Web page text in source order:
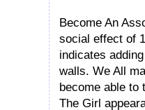
Become An
social effect of
indicates
walls. We All
become able to
The Girl